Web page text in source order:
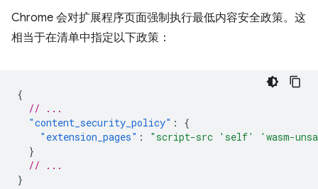
Chrome 会对扩展程序页面强制执行最低内容安全政策。这
相当于在清单中指定以下政策：
{
// ...
"content_security_policy" :
{
"extension_pages" :
"script-src 'self' 'wasm-
}
// ...
}